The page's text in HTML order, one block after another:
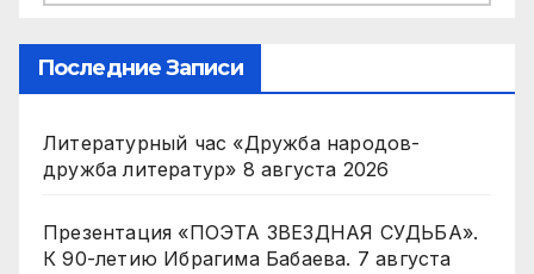
Последние Записи
Литературный час «Дружба народов-
дружба литератур» 8 августа 2026
Презентация «ПОЭТА ЗВЕЗДНАЯ СУДЬБА».
К 90-летию Ибрагима Бабаева. 7 августа